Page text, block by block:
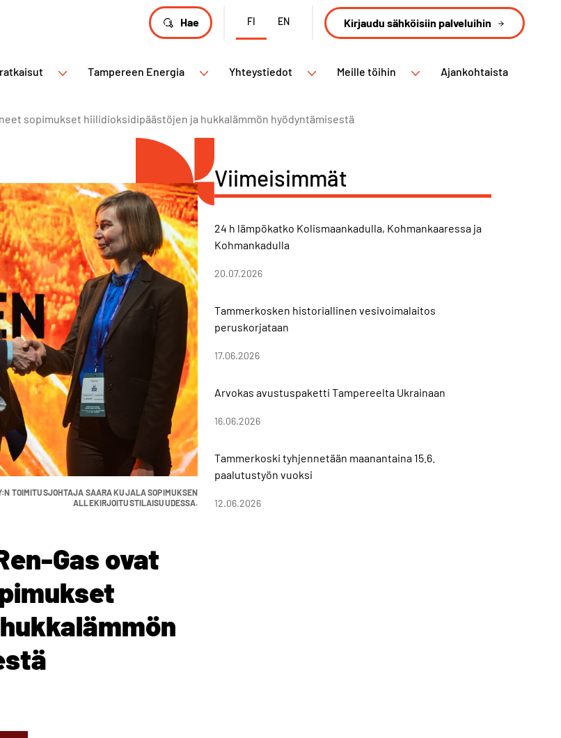
Hae FI EN Kirjaudu sähköisiin palveluihin
Tampereen Energia Yhteystiedot Meille töihin Ajankohtaista
sopimukset hiilidioksidipäästöjen ja hukkalämmön hyödyntämisestä
TOIMITUSJOHTAJA SAARA KUJALA SOPIMUKSEN
ALLEKIRJOITUSTILAISUUDESSA.
Gas ovat
Viimeisimmät
24 h lämpökatko Kolismaankadulla, Kohmankaaressa ja
Kohmankadulla
20.07.2026
Tammerkosken historiallinen vesivoimalaitos
peruskorjataan
17.06.2026
Arvokas avustuspaketti Tampereelta Ukrainaan
16.06.2026
Tammerkoski tyhjennetään maanantaina 15.6.
paalutustyön vuoksi
12.06.2026